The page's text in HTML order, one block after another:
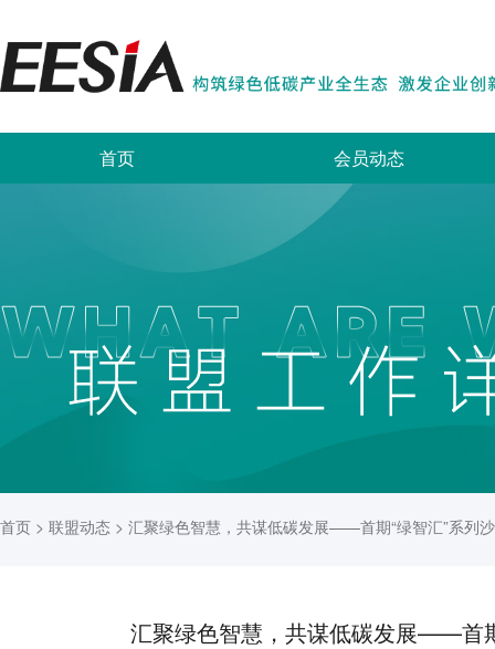
首页 会员动态
首页 > 联盟动态 > 汇聚绿色智慧，共谋低碳发展——首期“绿智汇”系列
汇聚绿色智慧，共谋低碳发展——首